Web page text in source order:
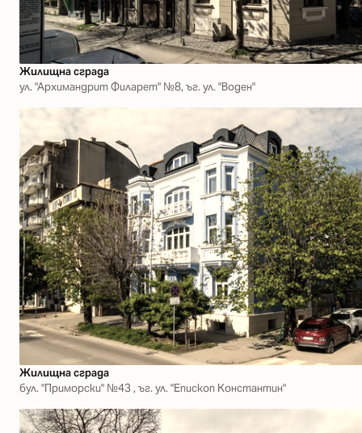
Жилищна сграда
ул. "Архимандрит Филарет" №8, ъг. ул. "Воден"
Жилищна сграда
бул. "Приморски" №43 , ъг. ул. "Епископ Константин"